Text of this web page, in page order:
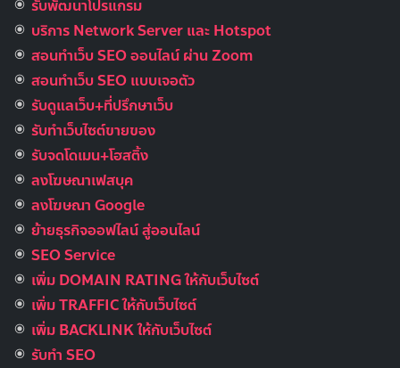
รับพัฒนาโปรแกรม
บริการ Network Server และ Hotspot
สอนทำเว็บ SEO ออนไลน์ ผ่าน Zoom
สอนทำเว็บ SEO แบบเจอตัว
รับดูแลเว็บ+ที่ปรึกษาเว็บ
รับทําเว็บไซต์ขายของ
รับจดโดเมน+โฮสติ้ง
ลงโฆษณาเฟสบุค
ลงโฆษณา Google
ย้ายธุรกิจออฟไลน์ สู่ออนไลน์
SEO Service
เพิ่ม DOMAIN RATING ให้กับเว็บไซต์
เพิ่ม TRAFFIC ให้กับเว็บไซต์
เพิ่ม BACKLINK ให้กับเว็บไซต์
รับทำ SEO